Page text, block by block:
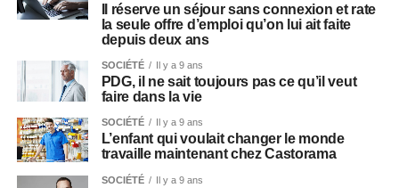
Il réserve un séjour sans connexion et rate
la seule offre d’emploi qu’on lui ait faite
depuis deux ans
SOCIÉTÉ Il y a 9 ans
PDG, il ne sait toujours pas ce qu’il veut
faire dans la vie
SOCIÉTÉ Il y a 9 ans
L’enfant qui voulait changer le monde
travaille maintenant chez Castorama
SOCIÉTÉ Il y a 9 ans